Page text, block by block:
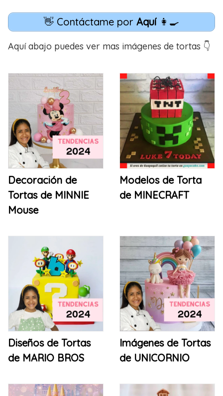
👋 Contáctame por Aquí👩‍🍳
Aquí abajo puedes ver mas imágenes de tortas 👇
Decoración de
Tortas de MINNIE
Mouse
Modelos de Torta
de MINECRAFT
Diseños de Tortas
de MARIO BROS
Imágenes de Tortas
de UNICORNIO